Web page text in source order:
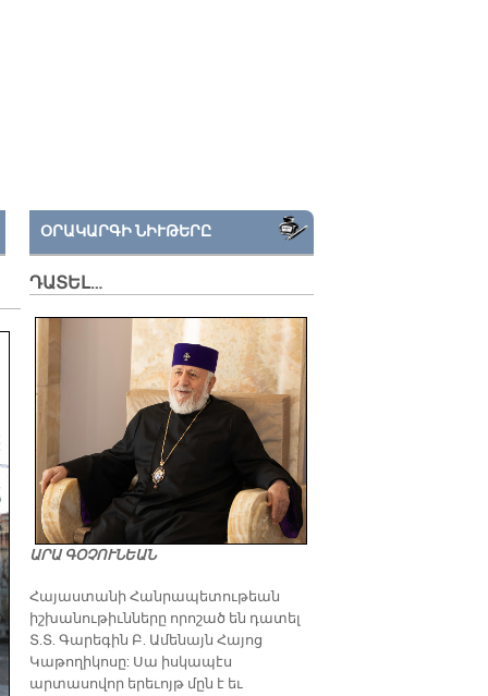
ՕՐԱԿԱՐԳԻ ՆԻՒԹԵՐԸ
ԴԱՏԵԼ…
ԱՐԱ ԳՕՉՈՒՆԵԱՆ
​Հայաստանի Հանրապետութեան
իշխանութիւնները որոշած են դատել
Տ.Տ. Գարեգին Բ. Ամենայն Հայոց
Կաթողիկոսը: Սա իսկապէս
արտասովոր երեւոյթ մըն է եւ